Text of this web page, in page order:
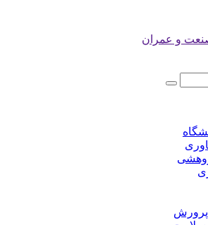
و عمران